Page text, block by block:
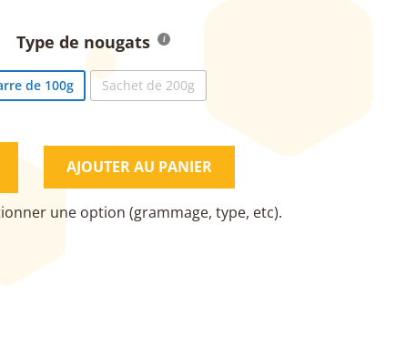
Type de nougats
de 100g Sachet de 200g
AJOUTER AU PANIER